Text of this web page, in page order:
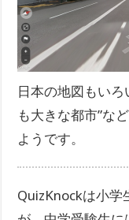
日本の地図もい
も大きな都市”な
ようです。
QuizKnockは小学